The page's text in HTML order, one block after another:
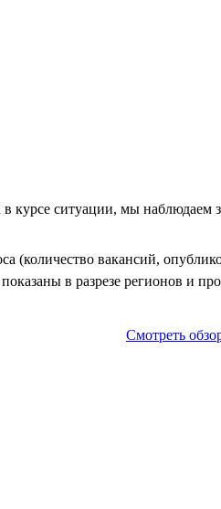
ситуации, мы наблюдаем
вакансий,
в разрезе регионов и
Смотреть